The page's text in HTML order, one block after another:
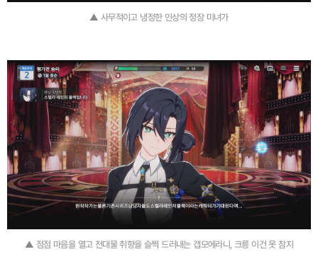
▲ 사무적이고 냉정한 인상의 정장 미녀가
▲ 점점 마음을 열고 전대물 취향을 슬쩍 드러내는 갭모에라니, 크릉 이건 못 참지